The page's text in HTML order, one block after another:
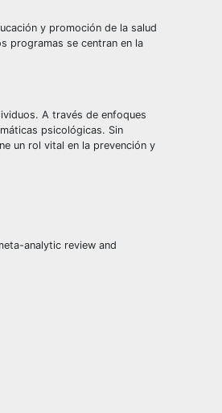
y promoción de la salud
programas se centran en la
A través de enfoques
psicológicas. Sin
un rol vital en la prevención y
analytic review and